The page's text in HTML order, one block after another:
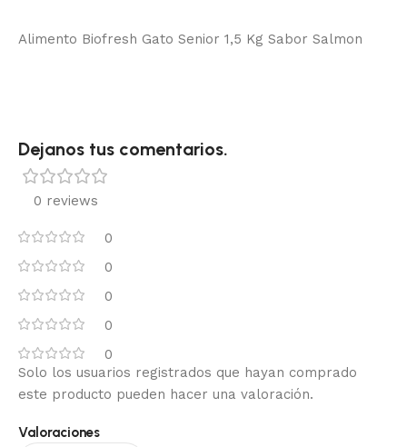
Alimento Biofresh Gato Senior 1,5 Kg Sabor Salmon
Dejanos tus comentarios.
0 reviews
0
0
0
0
0
Valoraciones
Solo los usuarios registrados que hayan comprado
este producto pueden hacer una valoración.